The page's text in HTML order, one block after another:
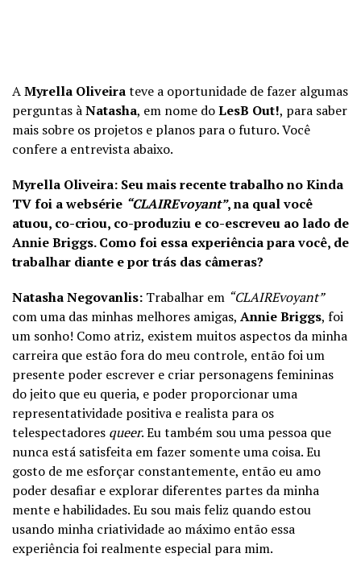
AMyrella Oliveirateve a oportunidade de fazer algumas
perguntas àNatasha, em nome doLesB Out!, para saber
mais sobre os projetos e planos para o futuro. Você
confere a entrevista abaixo.
Myrella Oliveira: Seu mais recente trabalho no Kinda
TV foi a websérie “CLAIREvoyant”, na qual você
atuou, co-criou, co-produziu e co-escreveu ao lado de
Annie Briggs. Como foi essa experiência para você, de
trabalhar diante e por trás das câmeras?
Natasha Negovanlis: Trabalhar em “CLAIREvoyant”
com uma das minhas melhores amigas, Annie Briggs, foi
um sonho! Como atriz, existem muitos aspectos da minha
carreira que estão fora do meu controle, então foi um
presente poder escrever e criar personagens femininas
do jeito que eu queria, e poder proporcionar uma
representatividade positiva e realista para os
telespectadores queer. Eu também sou uma pessoa que
nunca está satisfeita em fazer somente uma coisa. Eu
gosto de me esforçar constantemente, então eu amo
poder desafiar e explorar diferentes partes da minha
mente e habilidades. Eu sou mais feliz quando estou
usando minha criatividade ao máximo então essa
experiência foi realmente especial para mim.